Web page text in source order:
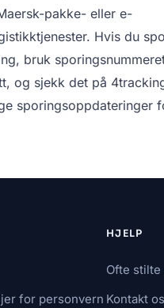
pakke- eller e-
Hvis du
bruk
og sjekk det på
sporingsoppdateringer
for personvern
HJELP
Ofte stilte
Kontakt